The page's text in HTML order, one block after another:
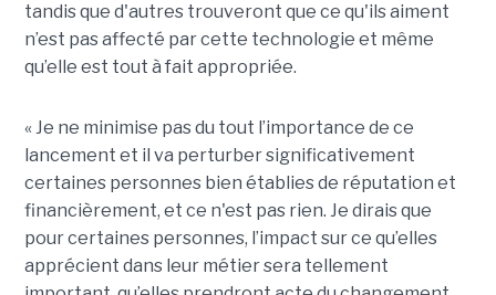
tandis que d'autres trouveront que ce qu'ils aiment
n’est pas affecté par cette technologie et même
qu’elle est tout à fait appropriée.
« Je ne minimise pas du tout l’importance de ce
lancement et il va perturber significativement
certaines personnes bien établies de réputation et
financièrement, et ce n'est pas rien. Je dirais que
pour certaines personnes, l’impact sur ce qu’elles
apprécient dans leur métier sera tellement